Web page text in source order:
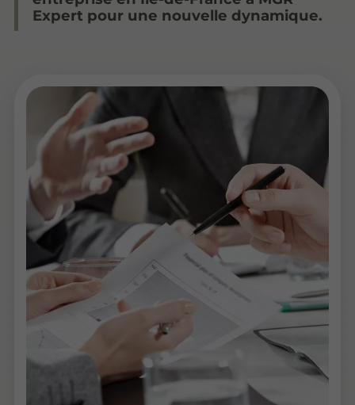
Expert pour une nouvelle dynamique.